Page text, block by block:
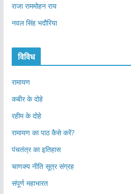
राजा राममोहन राय
नवल सिंह भदौरिया
विविध
रामायण
कबीर के दोहे
रहीम के दोहे
रामायण का पाठ कैसे करें?
पंचतंत्र का इतिहास
चाणक्य नीति सूत्र संग्रह
संपूर्ण महाभारत